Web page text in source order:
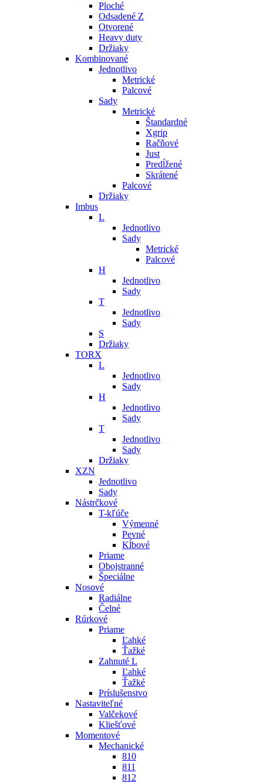
Ploché
Odsadené Z
Otvorené
Heavy duty
Držiaky
Kombinované
Jednotlivo
Metrické
Palcové
Sady
Metrické
Štandardné
Xgrip
Račňové
Just
Predĺžené
Skrátené
Palcové
Držiaky
Imbus
L
Jednotlivo
Sady
Metrické
Palcové
H
Jednotlivo
Sady
T
Jednotlivo
Sady
S
Držiaky
TORX
L
Jednotlivo
Sady
H
Jednotlivo
Sady
T
Jednotlivo
Sady
Držiaky
XZN
Jednotlivo
Sady
Nástrčkové
T-kľúče
Výmenné
Pevné
Kĺbové
Priame
Obojstranné
Špeciálne
Nosové
Radiálne
Čelné
Rúrkové
Priame
Ľahké
Ťažké
Zahnuté L
Ľahké
Ťažké
Príslušenstvo
Nastaviteľné
Valčekové
Kliešťové
Momentové
Mechanické
810
811
812